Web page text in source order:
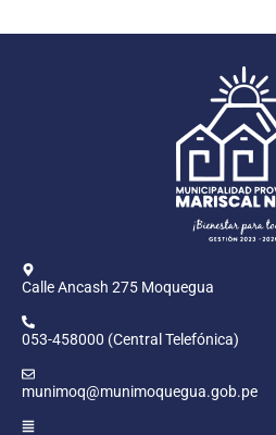
Calle Ancash 275 Moquegua
053-458000 (Central Telefónica)
munimoq@munimoquegua.gob.pe